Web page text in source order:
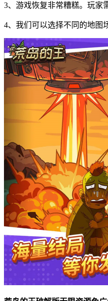
3、游戏恢复非常糟糕。玩家
4、我们可以选择不同的地图